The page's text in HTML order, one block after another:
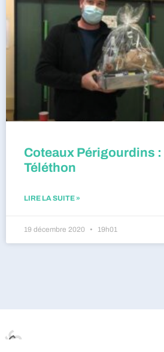
Coteaux Périgourdins
Téléthon
LIRE LA SUITE »
19 décembre 2020 19h01